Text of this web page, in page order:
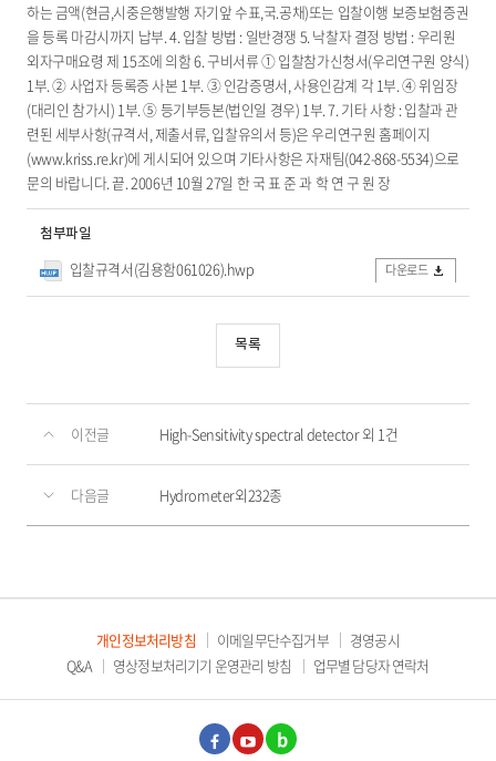
하는 금액(현금,시중은행발행 자기앞 수표,국.공채)또는 입찰이행 보증보험증권
을 등록 마감시까지 납부. 4. 입찰 방법 : 일반경쟁 5. 낙찰자 결정 방법 : 우리원
외자구매요령 제 15조에 의함 6. 구비서류 ① 입찰참가신청서(우리연구원 양식)
1부. ② 사업자 등록증 사본 1부. ③ 인감증명서, 사용인감계 각 1부. ④ 위임장
(대리인 참가시) 1부. ⑤ 등기부등본(법인일 경우) 1부. 7. 기타 사항 : 입찰과 관
련된 세부사항(규격서, 제출서류, 입찰유의서 등)은 우리연구원 홈페이지
(www.kriss.re.kr)에 게시되어 있으며 기타사항은 자재팀(042-868-5534)으로
문의 바랍니다. 끝. 2006년 10월 27일 한 국 표 준 과 학 연 구 원 장
첨부파일
입찰규격서(김용함061026).hwp 다운로드
목록
이전글 High-Sensitivity spectral detector 외 1건
다음글 Hydrometer외232종
개인정보처리방침 이메일무단수집거부
경영공시
Q&A
영상정보처리기기 운영관리 방침 업무별 담당자 연락처